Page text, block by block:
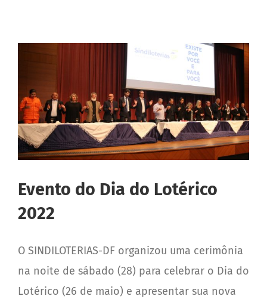
Evento do Dia do Lotérico
2022
O SINDILOTERIAS-DF organizou uma cerimônia
na noite de sábado (28) para celebrar o Dia do
Lotérico (26 de maio) e apresentar sua nova